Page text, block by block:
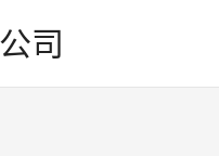
司